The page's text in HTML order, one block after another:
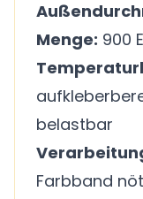
Menge: 900
belastbar
Farbband